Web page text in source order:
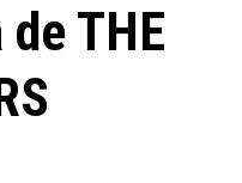
THE